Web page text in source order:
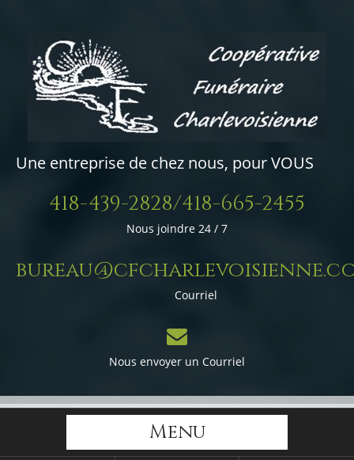
Une entreprise de chez nous, pour VOUS
418-439-2828/418-665-2455
Nous joindre 24 / 7
Courriel
Nous envoyer un Courriel
Menu